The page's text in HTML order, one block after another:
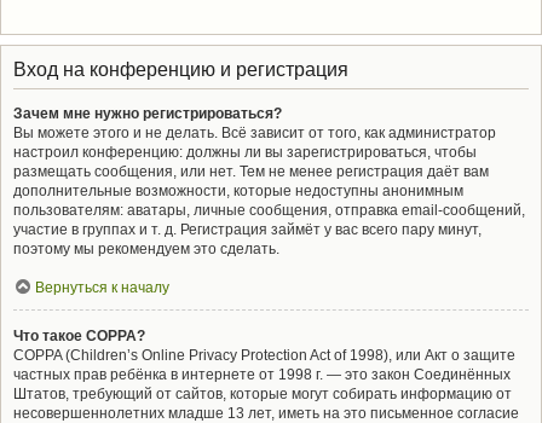
Вход на конференцию и регистрация
Зачем мне нужно регистрироваться?
Вы можете этого и не делать. Всё зависит от того, как администратор
настроил конференцию: должны ли вы зарегистрироваться, чтобы
размещать сообщения, или нет. Тем не менее регистрация даёт вам
дополнительные возможности, которые недоступны анонимным
пользователям: аватары, личные сообщения, отправка email-сообщений,
участие в группах и т. д. Регистрация займёт у вас всего пару минут,
поэтому мы рекомендуем это сделать.
Вернуться к началу
Что такое COPPA?
COPPA (Children’s Online Privacy Protection Act of 1998), или Акт о защите
частных прав ребёнка в интернете от 1998 г. — это закон Соединённых
Штатов, требующий от сайтов, которые могут собирать информацию от
несовершеннолетних младше 13 лет, иметь на это письменное согласие